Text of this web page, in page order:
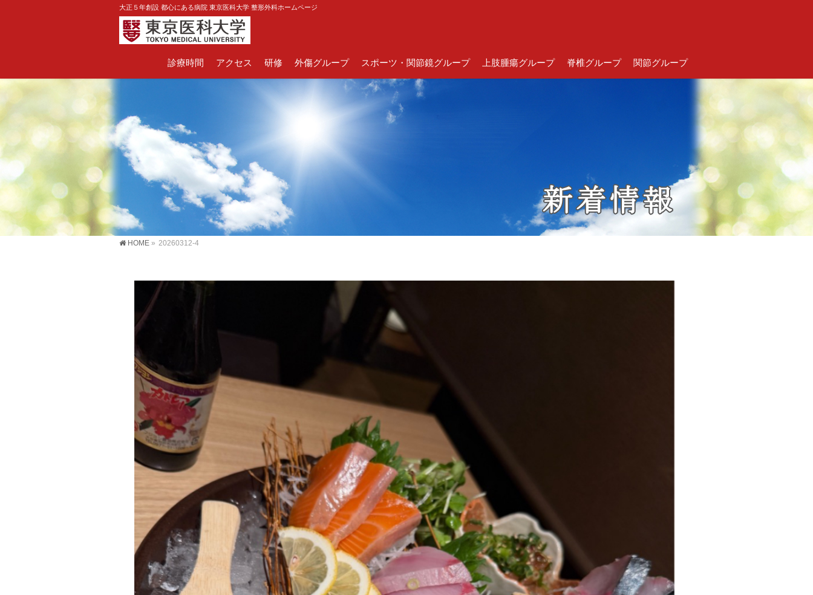
大正５年創設 都心にある病院 東京医科大学 整形外科ホームページ
診療時間 アクセス 研修 外傷グループ スポーツ・関節鏡グループ 上肢腫瘍グループ 脊椎グループ 関節グループ
HOME » 20260312-4